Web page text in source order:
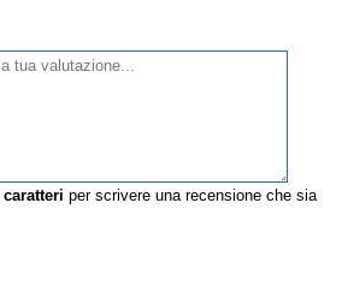
caratteri per scrivere una recensione che sia